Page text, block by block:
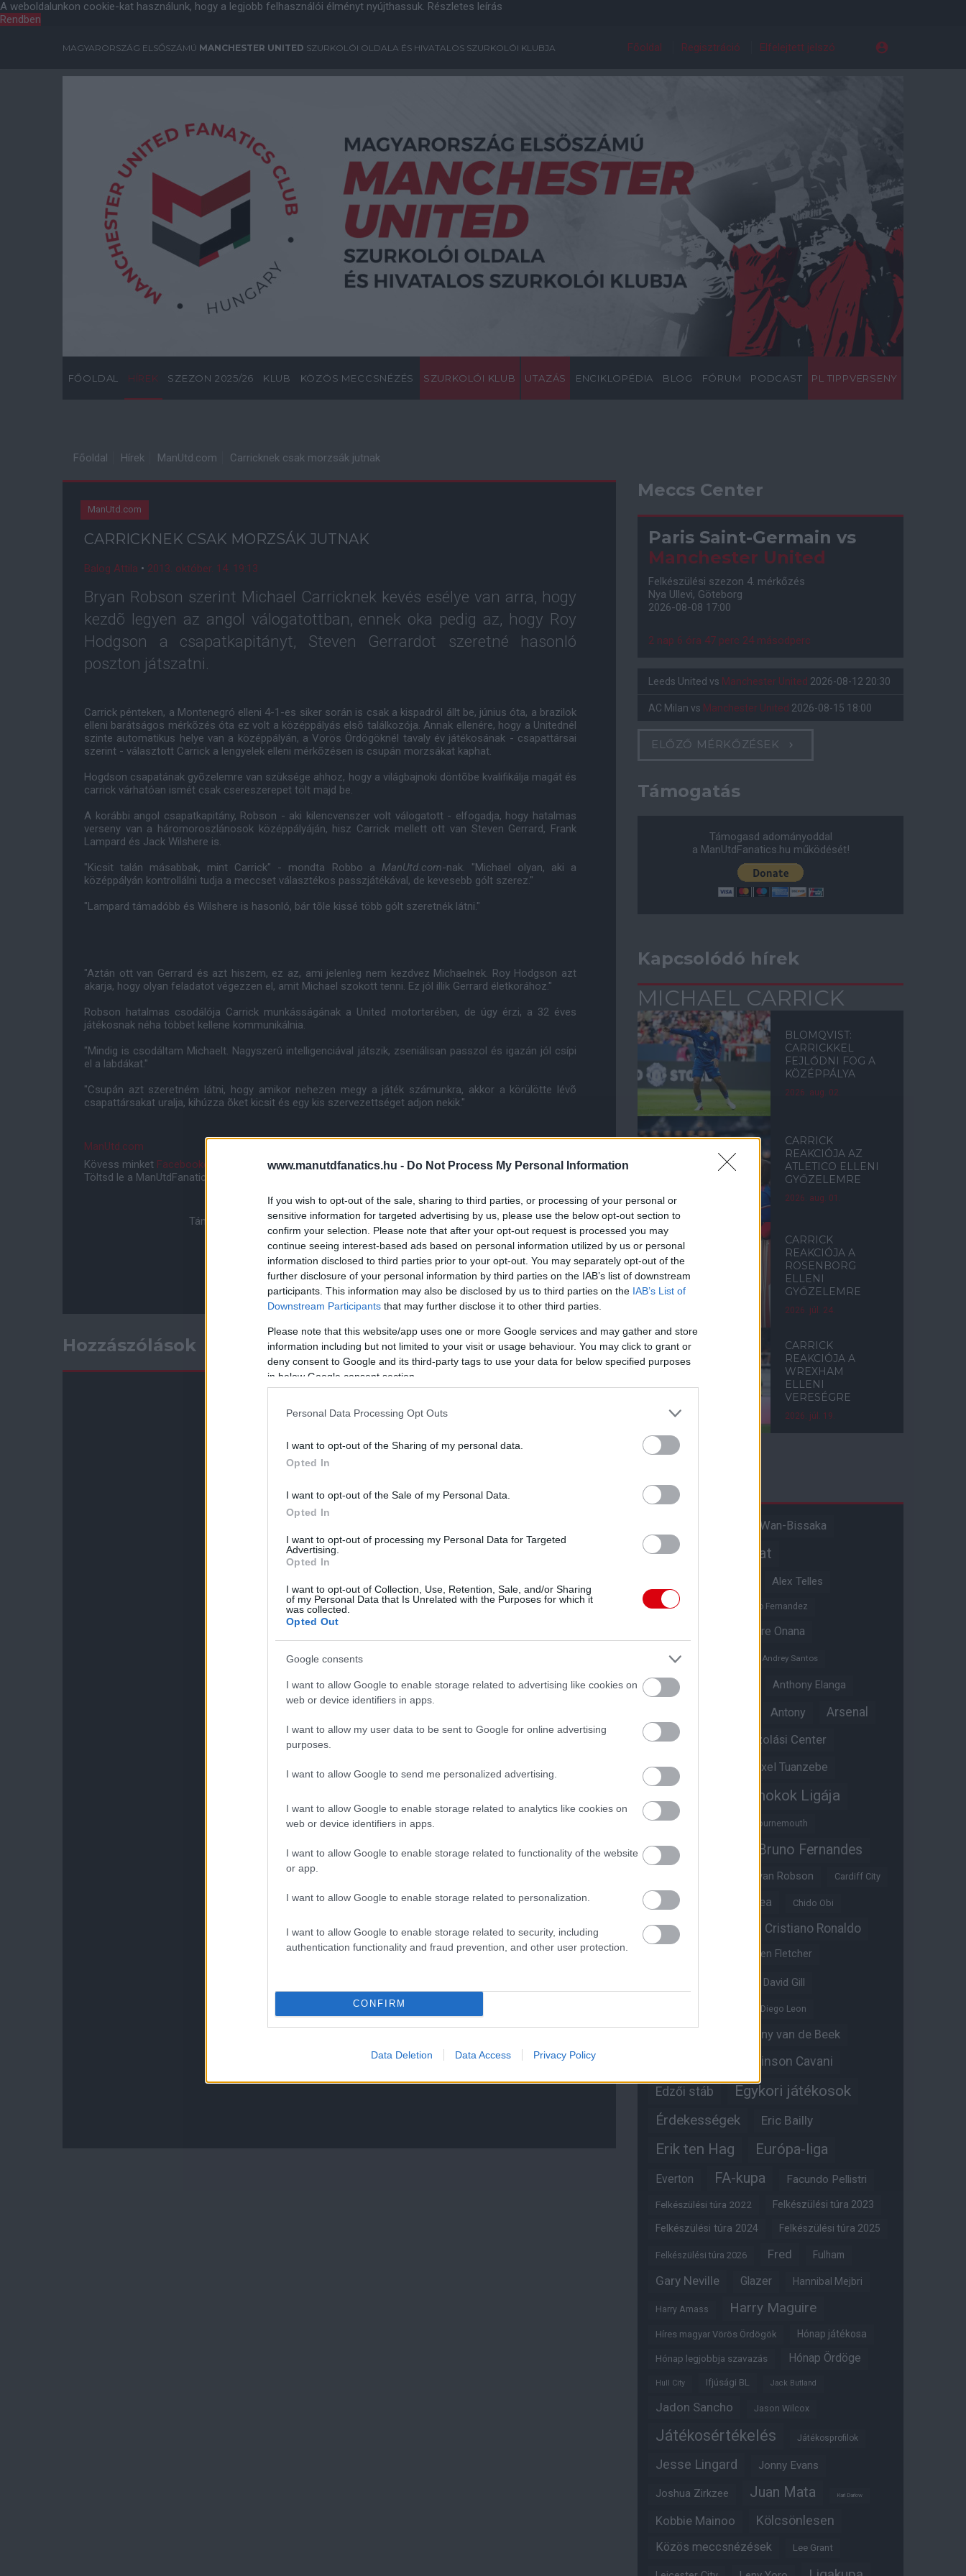
A weboldalunkon cookie-kat használunk, hogy a legjobb felhasználói élményt nyújthassuk. Részletes leírás
Rendben
www.manutdfanatics.hu - Do Not Process My Personal Information
If you wish to opt-out of the sale, sharing to third parties, or processing of your personal or
sensitive information for targeted advertising by us, please use the below opt-out section to
confirm your selection. Please note that after your opt-out request is processed you may
continue seeing interest-based ads based on personal information utilized by us or personal
information disclosed to third parties prior to your opt-out. You may separately opt-out of the
further disclosure of your personal information by third parties on the IAB’s list of downstream
participants. This information may also be disclosed by us to third parties on the IAB’s List of
Downstream Participants that may further disclose it to other third parties.
Please note that this website/app uses one or more Google services and may gather and store
information including but not limited to your visit or usage behaviour. You may click to grant or
deny consent to Google and its third-party tags to use your data for below specified purposes
in below Google consent section.
Personal Data Processing Opt Outs
I want to opt-out of the Sharing of my personal data.
Opted In
I want to opt-out of the Sale of my Personal Data.
Opted In
I want to opt-out of processing my Personal Data for Targeted
Advertising.
Opted In
I want to opt-out of Collection, Use, Retention, Sale, and/or Sharing
of my Personal Data that Is Unrelated with the Purposes for which it
was collected.
Opted Out
Google consents
I want to allow Google to enable storage related to advertising like cookies on
web or device identifiers in apps.
I want to allow my user data to be sent to Google for online advertising
purposes.
I want to allow Google to send me personalized advertising.
I want to allow Google to enable storage related to analytics like cookies on
web or device identifiers in apps.
I want to allow Google to enable storage related to functionality of the website
or app.
I want to allow Google to enable storage related to personalization.
I want to allow Google to enable storage related to security, including
authentication functionality and fraud prevention, and other user protection.
CONFIRM
Data Deletion Data Access Privacy Policy
MAGYARORSZÁG ELSŐSZÁMÚ MANCHESTER UNITED SZURKOLÓI OLDALA ÉS HIVATALOS SZURKOLÓI KLUBJA Főoldal Regisztráció Elfelejtett jelszó
FŐOLDAL HÍREK SZEZON 2025/26 KLUB KÖZÖS MECCSNÉZÉS SZURKOLÓI KLUB UTAZÁS ENCIKLOPÉDIA BLOG FÓRUM PODCAST PL TIPPVERSENY
Főoldal Hírek ManUtd.com Carricknek csak morzsák jutnak
ManUtd.com
CARRICKNEK CSAK MORZSÁK JUTNAK
Balog Attila • 2013. október. 14. 19:13
Bryan Robson szerint Michael Carricknek kevés esélye van arra, hogy
kezdõ legyen az angol válogatottban, ennek oka pedig az, hogy Roy
Hodgson a csapatkapitányt, Steven Gerrardot szeretné hasonló
poszton játszatni.
Carrick pénteken, a Montenegró elleni 4-1-es siker során is csak a kispadról állt be, június óta, a brazilok
elleni barátságos mérkõzés óta ez volt a középpályás elsõ találkozója. Annak ellenére, hogy a Unitednél
szinte automatikus helye van a középpályán, a Vörös Ördögöknél tavaly év játékosának - csapattársai
szerint - választott Carrick a lengyelek elleni mérkõzésen is csupán morzsákat kaphat.
Hogdson csapatának gyõzelemre van szüksége ahhoz, hogy a világbajnoki döntõbe kvalifikálja magát és
carrick várhatóan ismét csak csereszerepet tölt majd be.
A korábbi angol csapatkapitány, Robson - aki kilencvenszer volt válogatott - elfogadja, hogy hatalmas
verseny van a háromoroszlánosok középpályáján, hisz Carrick mellett ott van Steven Gerrard, Frank
Lampard és Jack Wilshere is.
"Kicsit talán másabbak, mint Carrick" - mondta Robbo a ManUtd.com-nak. "Michael olyan, aki a
középpályán kontrollálni tudja a meccset választékos passzjátékával, de kevesebb gólt szerez."
"Lampard támadóbb és Wilshere is hasonló, bár tõle kissé több gólt szeretnék látni."
"Aztán ott van Gerrard és azt hiszem, ez az, ami jelenleg nem kezdvez Michaelnek. Roy Hodgson azt
akarja, hogy olyan feladatot végezzen el, amit Michael szokott tenni. Ez jól illik Gerrard életkorához."
Robson hatalmas csodálója Carrick munkásságának a United motorterében, de úgy érzi, a 32 éves
játékosnak néha többet kellene kommunikálnia.
"Mindig is csodáltam Michaelt. Nagyszerû intelligenciával játszik, zseniálisan passzol és igazán jól csípi
el a labdákat."
"Csupán azt szeretném látni, hogy amikor nehezen megy a játék számunkra, akkor a körülötte lévõ
csapattársakat uralja, kihúzza õket kicsit és egy kis szervezettséget adjon nekik."
ManUtd.com
Kövess minket Facebookon InstagramonésYouTube-on is!
Töltsd le a ManUtdFanatics.hu mobil applikációt
Támogasd adományoddal a ManUtdFanatics.hu működését!
Hozzászólások
Meccs Center
Paris Saint-Germain vs
Manchester United
Felkészülési szezon 4. mérkőzés
Nya Ullevi, Göteborg
2026-08-08 17:00
2 nap 6 óra 47 perc 23 másodperc
Leeds United vs Manchester United 2026-08-12 20:30
AC Milan vs Manchester United 2026-08-15 18:00
ELŐZŐ MÉRKŐZÉSEK
Támogatás
Támogasd adományoddal
a ManUtdFanatics.hu működését!
Kapcsolódó hírek
MICHAEL CARRICK
BLOMQVIST:
CARRICKKEL
FEJLŐDNI FOG A
KÖZÉPPÁLYA
2026. aug. 02.
CARRICK
REAKCIÓJA AZ
ATLETICO ELLENI
GYŐZELEMRE
2026. aug. 01.
CARRICK
REAKCIÓJA A
ROSENBORG
ELLENI
GYŐZELEMRE
2026. júl. 24.
CARRICK
REAKCIÓJA A
WREXHAM
ELLENI
VERESÉGRE
2026. júl. 19.
Aaron Wan-Bissaka
Akadémiai csapat
Alex Telles
Altay Bayindir Alvaro Fernandez
Andre Onana
Andreas Pereira
Andrey Santos
Angol válogatott Anthony Elanga
Antony Arsenal
Aston Villa Átigazolási Center
Átigazolások Axel Tuanzebe
Bajnokok Ligája
Benjamin Sesko Bournemouth
Brandon Williams Bruno Fernandes
Bryan Robson Cardiff City
Casemiro Chelsea Chido Obi
Christian Eriksen Cristiano Ronaldo
Darren Fletcher
David Gill
Diego Leon
Donny van de Beek
Edinson Cavani
Edzői stáb Egykori játékosok
Érdekességek Eric Bailly
Erik ten Hag Európa-liga
Everton FA-kupa Facundo Pellistri
Felkészülési túra 2022 Felkészülési túra 2023
Felkészülési túra 2024 Felkészülési túra 2025
Felkészülési túra 2026 Fred Fulham
Gary Neville Glazer Hannibal Mejbri
Harry Amass Harry Maguire
Híres magyar Vörös Ördögök Hónap játékosa
Hónap legjobbja szavazás Hónap Ördöge
Hull City Ifjúsági BL Jack Butland
Jadon Sancho Jason Wilcox
Játékosértékelés Játékosprofilok
Jesse Lingard Jonny Evans
Joshua Zirkzee Juan Mata Karl Darlow
Kobbie Mainoo Kölcsönlesen
Közös meccsnézések Lee Grant